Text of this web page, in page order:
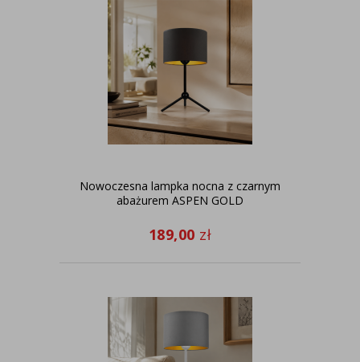
Nowoczesna lampka nocna z czarnym
abażurem ASPEN GOLD
189,00 zł